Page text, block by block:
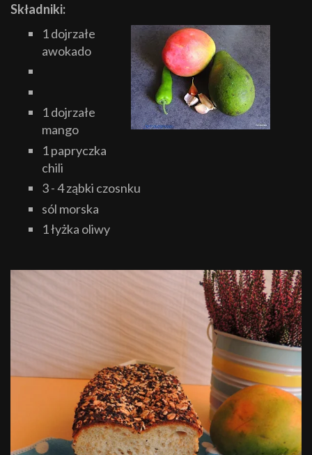
Składniki:
1 dojrzałe
awokado
1 dojrzałe
mango
1 papryczka
chili
3 - 4 ząbki czosnku
sól morska
1 łyżka oliwy